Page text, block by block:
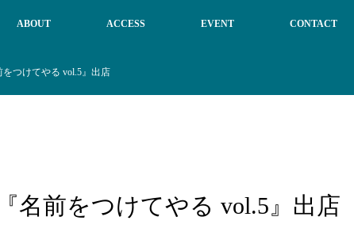
ABOUT ACCESS EVENT CONTACT
をつけてやる vol.5』出店
名前をつけてやる vol.5』出店